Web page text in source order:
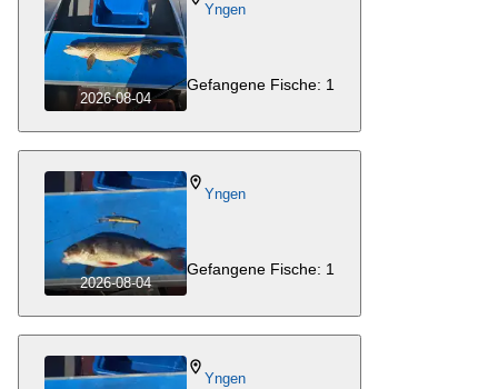
2026-08-04
Yngen
Gefangene Fische: 1
2026-08-04
Yngen
Gefangene Fische: 1
Yngen